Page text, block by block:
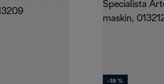
-19 %